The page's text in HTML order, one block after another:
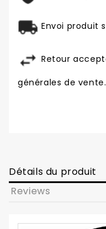
Envoi produit
Retour
générales de vente.
Détails du produit
Reviews